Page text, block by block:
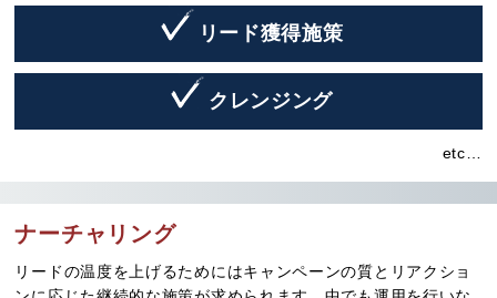
リード獲得施策
クレンジング
etc…
ナーチャリング
リードの温度を上げるためにはキャンペーンの質とリアクショ